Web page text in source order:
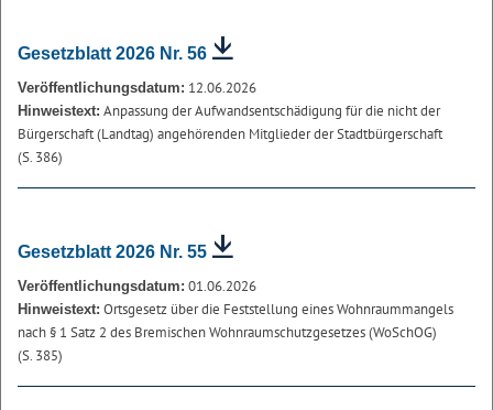
Gesetzblatt 2026 Nr. 56
Veröffentlichungsdatum: 12.06.2026
Hinweistext: Anpassung der Aufwandsentschädigung für die nicht der
Bürgerschaft (Landtag) angehörenden Mitglieder der Stadtbürgerschaft
(S. 386)
Gesetzblatt 2026 Nr. 55
Veröffentlichungsdatum: 01.06.2026
Hinweistext: Ortsgesetz über die Feststellung eines Wohnraummangels
nach § 1 Satz 2 des Bremischen Wohnraumschutzgesetzes (WoSchOG)
(S. 385)